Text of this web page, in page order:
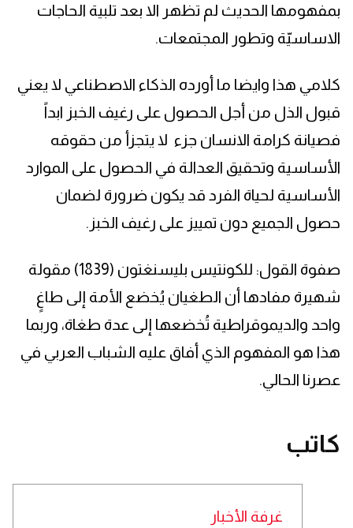
بمفهومها الحديث لم تظهر الا بعد تلبية الحاجات
الاساسيّة وتطور المجتمعات.
كلامي هذا وايضا ما أورده الذكاء الاصطناعي لا يعني
قبول الذل من أجل الحصول على رغيف الخبز ابداً
فصيانة كرامة الانسان جزء لا يتجزأ من حقوقه
الأساسية وتحقيق العدالة في الحصول على الموارد
الأساسية لحياة الفرد قد يكون ضرورة لضمان
حصول الجميع دون تمييز على رغيف الخبز.
صفوة القول: للكونتيس بليسنغتون (1839) مقولة
شهيرة مفادها أن الطغيان يُخضع الأمة إلى طاغٍ
واحد والديموقراطية تُخضعها إلى عدة طغاة، وربما
هذا هو المفهوم الذي أفاق عليه الشباب العربي في
عصرنا الحالي.
كاتب
غرفة الأخبار